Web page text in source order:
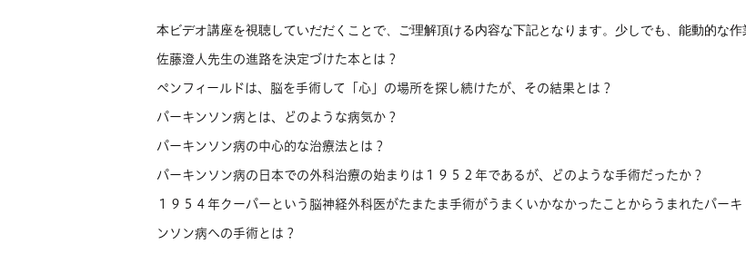
佐藤澄人先生の進路を決定づけた本とは？
ペンフィールドは、脳を手術して「心」の場所を探し続けたが、その結果とは？
パーキンソン病とは、どのような病気か？
パーキンソン病の中心的な治療法とは？
パーキンソン病の日本での外科治療の始まりは１９５２年であるが、どのような手術だったか？
１９５４年クーパーという脳神経外科医がたまたま手術がうまくいかなかったことからうまれたパーキ
ンソン病への手術とは？